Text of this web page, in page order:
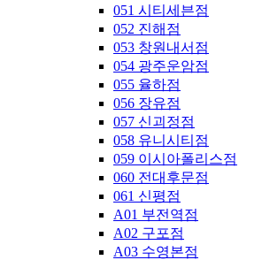
051 시티세븐점
052 진해점
053 창원내서점
054 광주운암점
055 율하점
056 장유점
057 신괴정점
058 유니시티점
059 이시아폴리스점
060 전대후문점
061 신평점
A01 부전역점
A02 구포점
A03 수영본점